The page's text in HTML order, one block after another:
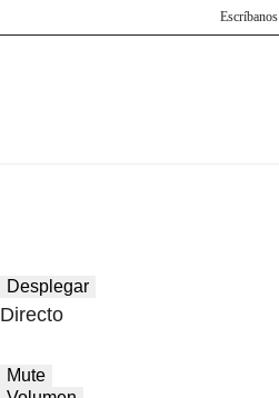
Escríbanos
Desplegar
Directo
Mute